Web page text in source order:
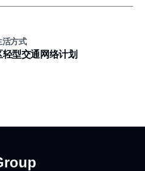
活方式
型交通网络计划